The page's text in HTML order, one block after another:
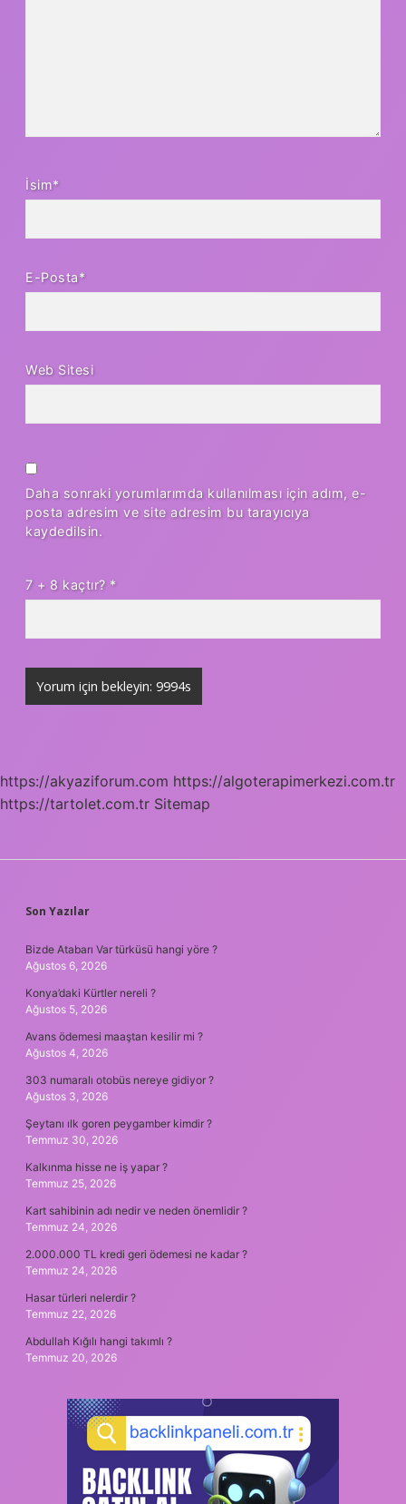
İsim*
E-Posta*
Web Sitesi
Daha sonraki yorumlarımda kullanılması için adım, e-
posta adresim ve site adresim bu tarayıcıya
kaydedilsin.
7 + 8 kaçtır? *
https://akyaziforum.com https://algoterapimerkezi.com.tr
https://tartolet.com.tr Sitemap
SIDEBAR
Son Yazılar
Bizde Atabarı Var türküsü hangi yöre ?
Ağustos 6, 2026
Konya’daki Kürtler nereli ?
Ağustos 5, 2026
Avans ödemesi maaştan kesilir mi ?
Ağustos 4, 2026
303 numaralı otobüs nereye gidiyor ?
Ağustos 3, 2026
Şeytanı ılk goren peygamber kimdir ?
Temmuz 30, 2026
Kalkınma hisse ne iş yapar ?
Temmuz 25, 2026
Kart sahibinin adı nedir ve neden önemlidir ?
Temmuz 24, 2026
2.000.000 TL kredi geri ödemesi ne kadar ?
Temmuz 24, 2026
Hasar türleri nelerdir ?
Temmuz 22, 2026
Abdullah Kığılı hangi takımlı ?
Temmuz 20, 2026